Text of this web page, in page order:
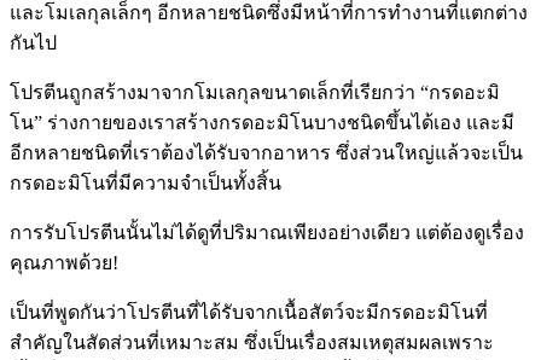
และโมเลกุลเล็กๆ อีกหลายชนิดซึ่งมีหน้าที่การทำงานที่แตกต่าง
กันไป
โปรตีนถูกสร้างมาจากโมเลกุลขนาดเล็กที่เรียกว่า “กรดอะมิ
โน” ร่างกายของเราสร้างกรดอะมิโนบางชนิดขึ้นได้เอง และมี
อีกหลายชนิดที่เราต้องได้รับจากอาหาร ซึ่งส่วนใหญ่แล้วจะเป็น
กรดอะมิโนที่มีความจำเป็นทั้งสิ้น
การรับโปรตีนนั้นไม่ได้ดูที่ปริมาณเพียงอย่างเดียว แต่ต้องดูเรื่อง
คุณภาพด้วย!
เป็นที่พูดกันว่าโปรตีนที่ได้รับจากเนื้อสัตว์จะมีกรดอะมิโนที่
สำคัญในสัดส่วนที่เหมาะสม ซึ่งเป็นเรื่องสมเหตุสมผลเพราะ